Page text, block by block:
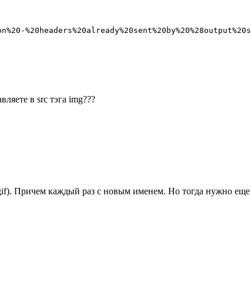
Уберите header из своей функции. Вы сами подумайте, что должна возвращать функция, которую вы вставляете в src тэга img???
Причем каждый раз с новым именем. Но тогда нужно еще